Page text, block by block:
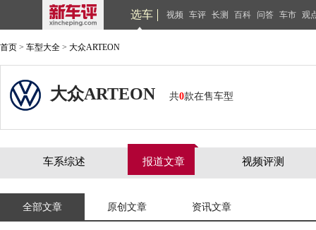
选车 视频 车评 长测 百科 问答 车市 观
首页 > 车型大全 > 大众ARTEON
大众ARTEON 共0款在售车型
车系综述 报道文章 视频评测
全部文章 原创文章 资讯文章